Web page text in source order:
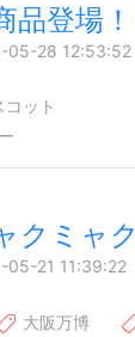
品登場！
05-28 12:53:52
コット
クミャ
05-21 11:39:22
大阪万博